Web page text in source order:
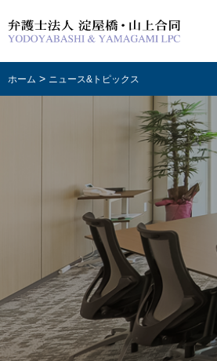
ホーム > ニュース&トピックス